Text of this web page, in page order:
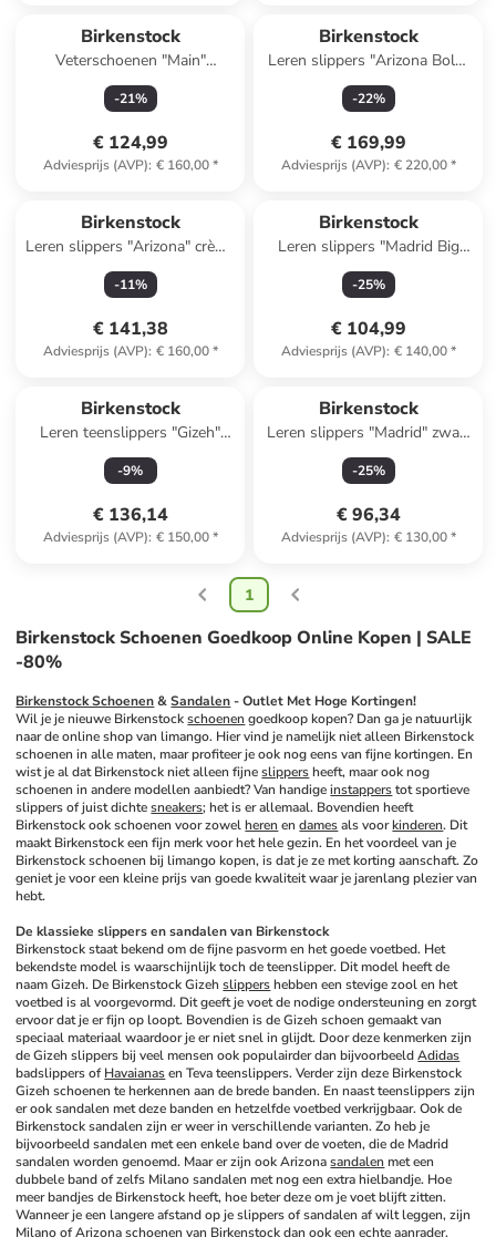
Birkenstock
Veterschoenen "Main"
antraciet
-21%
€ 124,99
Adviesprijs (AVP): € 160,00*
Birkenstock
Leren slippers "Arizona Bold"
zwart
-22%
€ 169,99
Adviesprijs (AVP): € 220,00*
Birkenstock
Leren slippers "Arizona" crème
- wijdte S
-11%
€ 141,38
Adviesprijs (AVP): € 160,00*
Birkenstock
Leren slippers "Madrid Big
Buckle" lichtbruin
-25%
€ 104,99
Adviesprijs (AVP): € 140,00*
Birkenstock
Leren teenslippers "Gizeh"
bruin
-9%
€ 136,14
Adviesprijs (AVP): € 150,00*
Birkenstock
Leren slippers "Madrid" zwart
- wijdte S
-25%
€ 96,34
Adviesprijs (AVP): € 130,00*
1
Birkenstock Schoenen Goedkoop Online Kopen | SALE
-80%
Birkenstock Schoenen & Sandalen - Outlet Met Hoge Kortingen!
Wil je je nieuwe Birkenstock schoenen goedkoop kopen? Dan ga je natuurlijk
naar de online shop van limango. Hier vind je namelijk niet alleen Birkenstock
schoenen in alle maten, maar profiteer je ook nog eens van fijne kortingen. En
wist je al dat Birkenstock niet alleen fijne slippers heeft, maar ook nog
schoenen in andere modellen aanbiedt? Van handige instappers tot sportieve
slippers of juist dichte sneakers; het is er allemaal. Bovendien heeft
Birkenstock ook schoenen voor zowel heren en dames als voor kinderen. Dit
maakt Birkenstock een fijn merk voor het hele gezin. En het voordeel van je
Birkenstock schoenen bij limango kopen, is dat je ze met korting aanschaft. Zo
geniet je voor een kleine prijs van goede kwaliteit waar je jarenlang plezier van
hebt.
De klassieke slippers en sandalen van Birkenstock
Birkenstock staat bekend om de fijne pasvorm en het goede voetbed. Het
bekendste model is waarschijnlijk toch de teenslipper. Dit model heeft de
naam Gizeh. De Birkenstock Gizeh slippers hebben een stevige zool en het
voetbed is al voorgevormd. Dit geeft je voet de nodige ondersteuning en zorgt
ervoor dat je er fijn op loopt. Bovendien is de Gizeh schoen gemaakt van
speciaal materiaal waardoor je er niet snel in glijdt. Door deze kenmerken zijn
de Gizeh slippers bij veel mensen ook populairder dan bijvoorbeeld Adidas
badslippers of Havaianas en Teva teenslippers. Verder zijn deze Birkenstock
Gizeh schoenen te herkennen aan de brede banden. En naast teenslippers zijn
er ook sandalen met deze banden en hetzelfde voetbed verkrijgbaar. Ook de
Birkenstock sandalen zijn er weer in verschillende varianten. Zo heb je
bijvoorbeeld sandalen met een enkele band over de voeten, die de Madrid
sandalen worden genoemd. Maar er zijn ook Arizona sandalen met een
dubbele band of zelfs Milano sandalen met nog een extra hielbandje. Hoe
meer bandjes de Birkenstock heeft, hoe beter deze om je voet blijft zitten.
Wanneer je een langere afstand op je slippers of sandalen af wilt leggen, zijn
Milano of Arizona schoenen van Birkenstock dan ook een echte aanrader.